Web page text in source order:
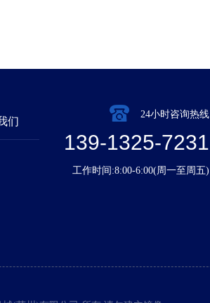
们
24小时咨询热线
139-1325-7231
工作时间:8:00-6:00(周一至周五)